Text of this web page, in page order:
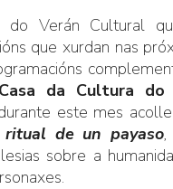
do Verán Cultural
que xurdan nas
Casa da Cultura do
este mes
de un payaso,
sobre a